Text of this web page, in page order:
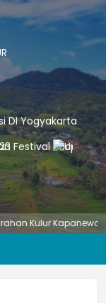
DI Yogyakarta
Kapanewon